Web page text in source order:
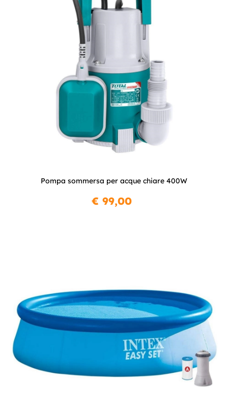
Pompa sommersa per acque chiare 400W
€ 99,00